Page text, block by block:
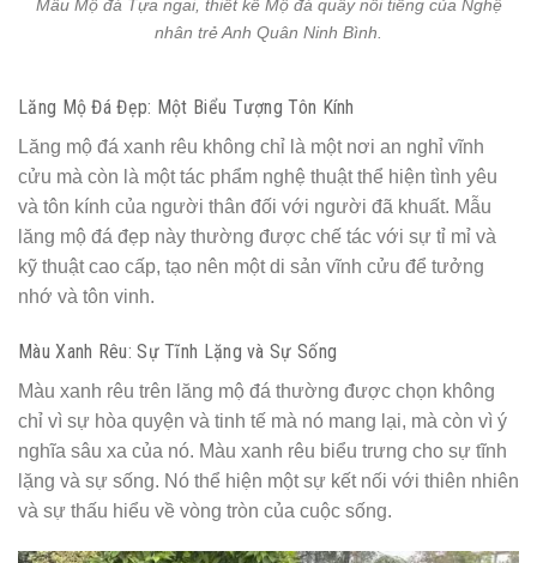
Mẫu Mộ đá Tựa ngai, thiết kế Mộ đá quây nổi tiếng của Nghệ
nhân trẻ Anh Quân Ninh Bình.
Lăng Mộ Đá Đẹp: Một Biểu Tượng Tôn Kính
Lăng mộ đá xanh rêu không chỉ là một nơi an nghỉ vĩnh
cửu mà còn là một tác phẩm nghệ thuật thể hiện tình yêu
và tôn kính của người thân đối với người đã khuất. Mẫu
lăng mộ đá đẹp này thường được chế tác với sự tỉ mỉ và
kỹ thuật cao cấp, tạo nên một di sản vĩnh cửu để tưởng
nhớ và tôn vinh.
Màu Xanh Rêu: Sự Tĩnh Lặng và Sự Sống
Màu xanh rêu trên lăng mộ đá thường được chọn không
chỉ vì sự hòa quyện và tinh tế mà nó mang lại, mà còn vì ý
nghĩa sâu xa của nó. Màu xanh rêu biểu trưng cho sự tĩnh
lặng và sự sống. Nó thể hiện một sự kết nối với thiên nhiên
và sự thấu hiểu về vòng tròn của cuộc sống.